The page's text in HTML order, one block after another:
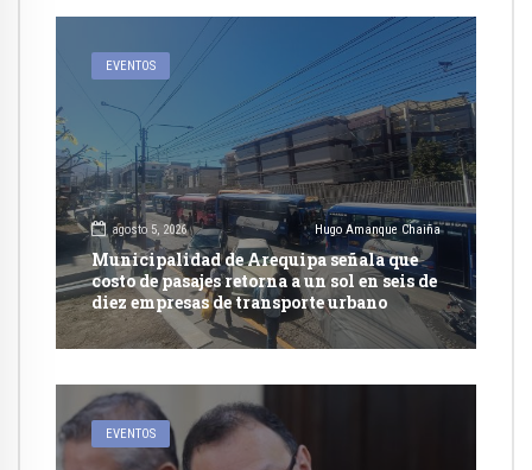
EVENTOS
agosto 5, 2026 Hugo Amanque Chaiña
Municipalidad de Arequipa señala que
costo de pasajes retorna a un sol en seis de
diez empresas de transporte urbano
EVENTOS